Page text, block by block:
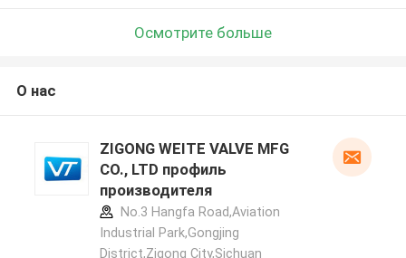
Осмотрите больше
О нас
ZIGONG WEITE VALVE MFG
CO., LTD профиль
производителя
No.3 Hangfa Road,Aviation
Industrial Park,Gongjing
District,Zigong City,Sichuan